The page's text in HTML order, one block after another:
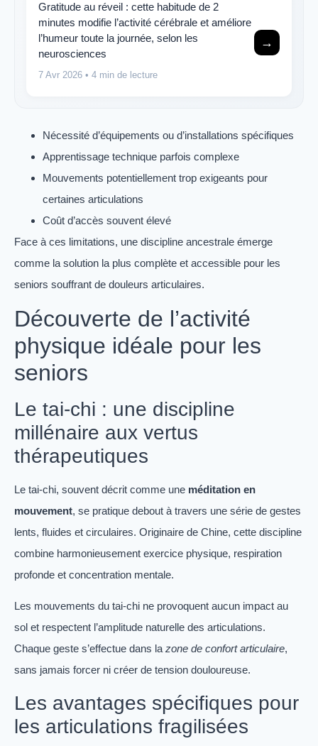
Gratitude au réveil : cette habitude de 2
minutes modifie l’activité cérébrale et améliore
l’humeur toute la journée, selon les
neurosciences
7 Avr 2026 • 4 min de lecture
→
Nécessité d’équipements ou d’installations spécifiques
Apprentissage technique parfois complexe
Mouvements potentiellement trop exigeants pour
certaines articulations
Coût d’accès souvent élevé
Face à ces limitations, une discipline ancestrale émerge
comme la solution la plus complète et accessible pour les
seniors souffrant de douleurs articulaires.
Découverte de l’activité
physique idéale pour les
seniors
Le tai-chi : une discipline
millénaire aux vertus
thérapeutiques
Le tai-chi, souvent décrit comme une méditation en
mouvement, se pratique debout à travers une série de gestes
lents, fluides et circulaires. Originaire de Chine, cette discipline
combine harmonieusement exercice physique, respiration
profonde et concentration mentale.
Les mouvements du tai-chi ne provoquent aucun impact au
sol et respectent l’amplitude naturelle des articulations.
Chaque geste s’effectue dans la zone de confort articulaire,
sans jamais forcer ni créer de tension douloureuse.
Les avantages spécifiques pour
les articulations fragilisées